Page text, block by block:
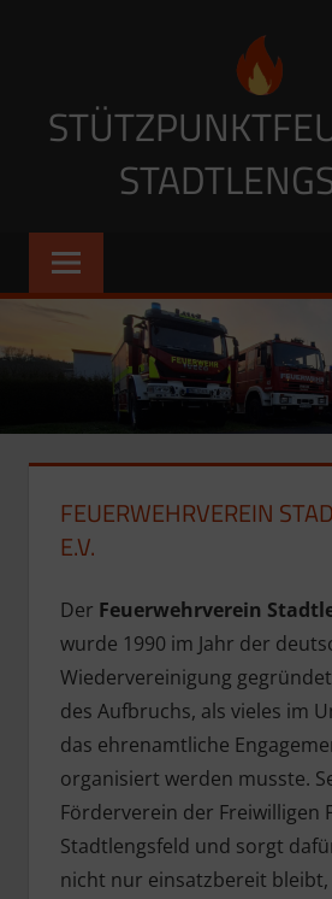
FEUERWEHRVEREIN
E.V.
Der Feuerwehrverein
wurde 1990 im Jahr der
Wiedervereinigung
des Aufbruchs, als vieles im
das ehrenamtliche
organisiert werden musste.
Förderverein der Freiwilligen
Stadtlengsfeld und sorgt
nicht nur einsatzbereit